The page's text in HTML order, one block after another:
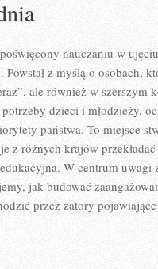
nauczaniu w
z myślą o osobach,
ale również w szerszym
dzieci i młodzieży,
państwa. To miejsce
z różnych krajów
W centrum uwagi
jak budować
przez zatory